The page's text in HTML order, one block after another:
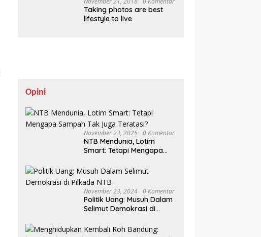
Mangrove
Taking photos are best
lifestyle to live
Opini
November 23, 2025 0 Komentar
NTB Mendunia, Lotim
Smart: Tetapi Mengapa
Teratasi?
November 23, 2024 0 Komentar
Politik Uang: Musuh Dalam
Selimut Demokrasi di